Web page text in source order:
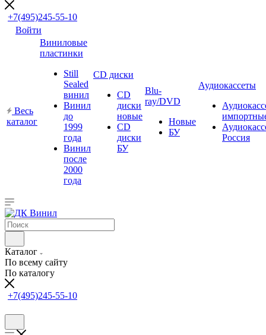
+7(495)245-55-10
Войти
Весь
каталог
Виниловые
пластинки
Still
Sealed
винил
Винил
до
1999
года
Винил
после
2000
года
CD диски
CD
диски
новые
CD
диски
БУ
Blu-
ray/DVD
Новые
БУ
Аудиокассеты
Россия
Каталог
По всему сайту
По каталогу
+7(495)245-55-10